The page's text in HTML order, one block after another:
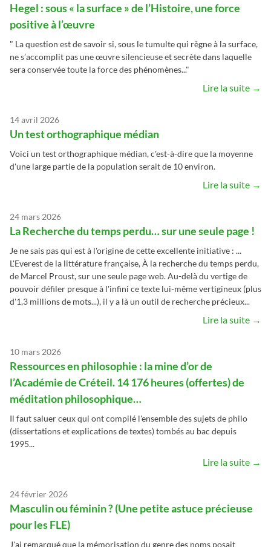
Hegel : sous « la surface » de l’Histoire, une force
positive à l’œuvre
" La question est de savoir si, sous le tumulte qui règne à la surface,
ne s’accomplit pas une œuvre silencieuse et secrète dans laquelle
sera conservée toute la force des phénomènes..."
Lire la suite →
14 avril 2026
Un test orthographique médian
Voici un test orthographique médian, c'est-à-dire que la moyenne
d'une large partie de la population serait de 10 environ.
Lire la suite →
24 mars 2026
La Recherche du temps perdu… sur une seule page !
Je ne sais pas qui est à l'origine de cette excellente initiative : ...
L'Everest de la littérature française, À la recherche du temps perdu,
de Marcel Proust, sur une seule page web. Au-delà du vertige de
pouvoir défiler presque à l'infini ce texte lui-même vertigineux (plus
d'1,3 millions de mots...), il y a là un outil de recherche précieux...
Lire la suite →
10 mars 2026
Ressources en philosophie : la mine d’or de
l’Académie de Créteil. 14 176 heures (offertes) de
méditation philosophique…
Il faut saluer ceux qui ont compilé l'ensemble des sujets de philo
(dissertations et explications de textes) tombés au bac depuis
1995...
Lire la suite →
24 février 2026
Masculin ou féminin ? (Une petite astuce précieuse
pour les FLE)
J'ai remarqué que la mémorisation du genre des noms posait